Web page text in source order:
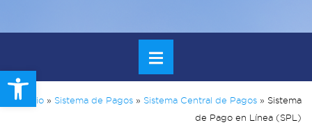
Open toolbar
Inicio » Sistema de Pagos » Sistema Central de Pagos » Sistema
de Pago en Línea (SPL)